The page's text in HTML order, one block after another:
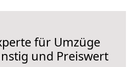
für Umzüge
und Preiswert